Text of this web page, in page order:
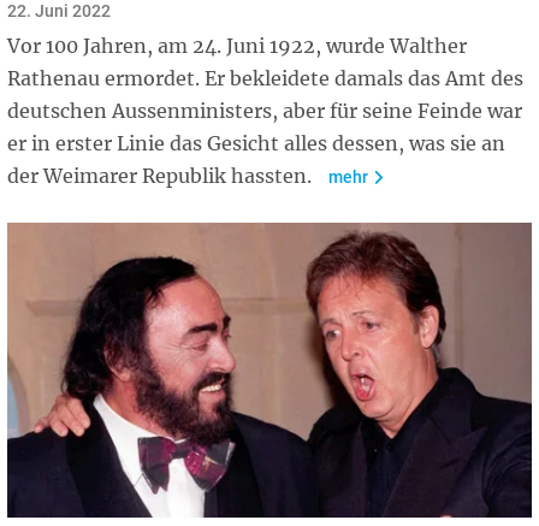
22. Juni 2022
Vor 100 Jahren, am 24. Juni 1922, wurde Walther
Rathenau ermordet. Er bekleidete damals das Amt des
deutschen Aussenministers, aber für seine Feinde war
er in erster Linie das Gesicht alles dessen, was sie an
der Weimarer Republik hassten.
mehr